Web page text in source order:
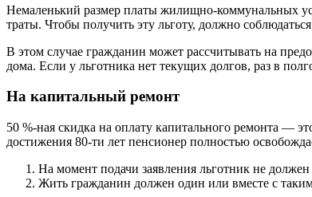
Немаленький размер платы жилищно-коммунальных
траты. Чтобы получить эту льготу, должно
В этом случае гражданин может рассчитывать на
дома. Если у льготника нет текущих долгов, раз в
На капитальный ремонт
50 %-ная скидка на оплату капитального ремонта —
достижения 80-ти лет пенсионер полностью
На момент подачи заявления льготник не
Жить гражданин должен один или вместе с